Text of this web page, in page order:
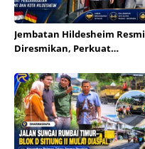
Jembatan Hildesheim Resmi
Diresmikan, Perkuat
Kota Hildesheim